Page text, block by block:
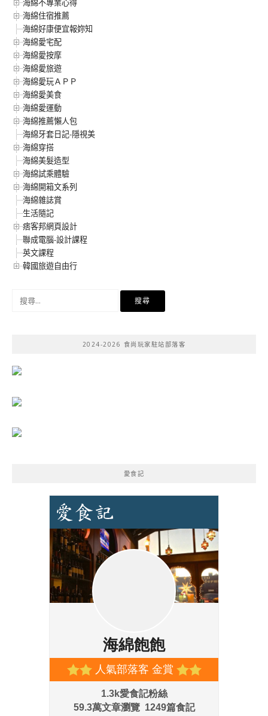
海綿不專業心得
海綿住宿推薦
海綿好康便宜報妳知
海綿愛宅配
海綿愛按摩
海綿愛旅遊
海綿愛玩ＡＰＰ
海綿愛美食
海綿愛運動
海綿推薦懶人包
海綿牙套日記-隱視美
海綿穿搭
海綿美髮造型
海綿試乘體驗
海綿開箱文系列
海綿雜誌賞
生活隨記
痞客邦網頁設計
聯成電腦-設計課程
英文課程
韓國旅遊自由行
2024-2026 食尚玩家駐站部落客
愛食記